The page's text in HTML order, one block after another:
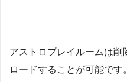
アストロプレイルームは
ロードすることが可能です。